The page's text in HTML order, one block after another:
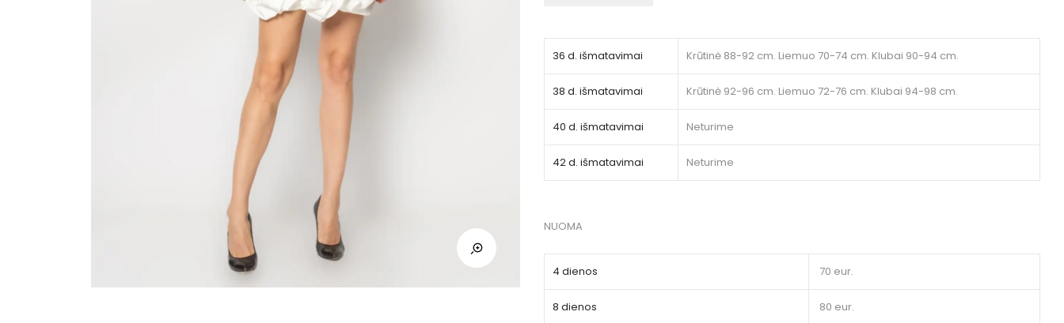
36 d. išmatavimai Krūtinė 88-92 cm. Liemuo 70-74 cm. Klubai 90-94 cm.
38 d. išmatavimai Krūtinė 92-96 cm. Liemuo 72-76 cm. Klubai 94-98 cm.
40 d. išmatavimai Neturime
42 d. išmatavimai Neturime
NUOMA
4 dienos 70 eur.
8 dienos 80 eur.